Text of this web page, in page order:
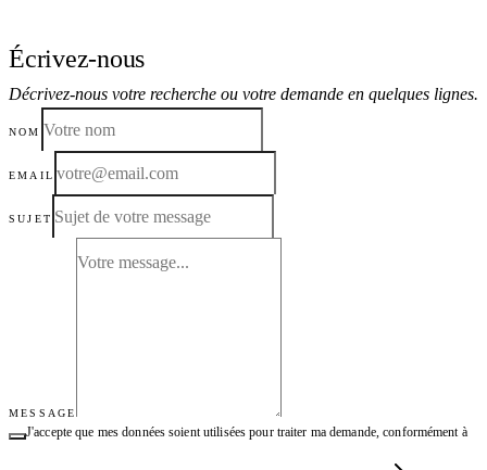
Écrivez-nous
Décrivez-nous votre recherche ou votre demande en quelques lignes.
NOM
EMAIL
SUJET
MESSAGE
J'accepte que mes données soient utilisées pour traiter ma demande, conformément à